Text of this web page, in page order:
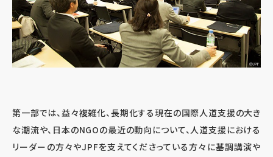
第一部では、益々複雑化、長期化する現在の国際人道支援の大き
な潮流や、日本のNGOの最近の動向について、人道支援における
リーダーの方々やJPFを支えてくださっている方々に基調講演や